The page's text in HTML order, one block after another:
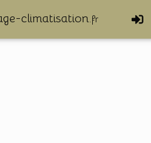
climatisation.fr